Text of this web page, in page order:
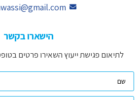
הישארו בקשר
לתיאום פגישת ייעוץ השאירו פרטים